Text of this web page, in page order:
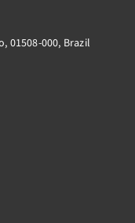
01508-000, Brazil